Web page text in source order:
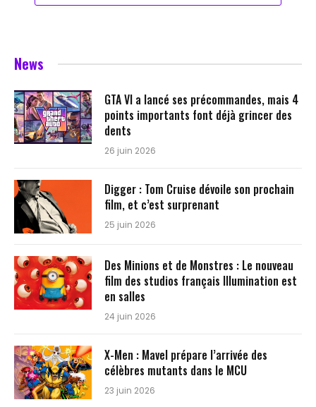
News
GTA VI a lancé ses précommandes, mais 4
points importants font déjà grincer des
dents
26 juin 2026
Digger : Tom Cruise dévoile son prochain
film, et c’est surprenant
25 juin 2026
Des Minions et de Monstres : Le nouveau
film des studios français Illumination est
en salles
24 juin 2026
X-Men : Mavel prépare l’arrivée des
célèbres mutants dans le MCU
23 juin 2026